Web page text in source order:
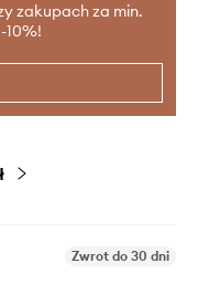
zakupach za min.
10%!
Zwrot do 30 dni